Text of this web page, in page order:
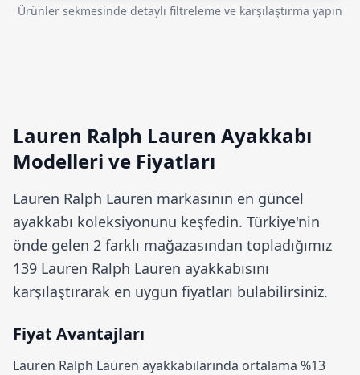
Ürünler sekmesinde detaylı filtreleme ve karşılaştırma yapın
Lauren Ralph Lauren Ayakkabı
Modelleri ve Fiyatları
Lauren Ralph Lauren markasının en güncel
ayakkabı koleksiyonunu keşfedin. Türkiye'nin
önde gelen 2 farklı mağazasından topladığımız
139 Lauren Ralph Lauren ayakkabısını
karşılaştırarak en uygun fiyatları bulabilirsiniz.
Fiyat Avantajları
Lauren Ralph Lauren ayakkabılarında ortalama %13